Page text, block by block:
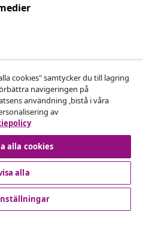
för din beställning.
avtalet
cookies" samtycker du till lagring
navigeringen på
användning ,bistå i våra
av
alla cookies
alla